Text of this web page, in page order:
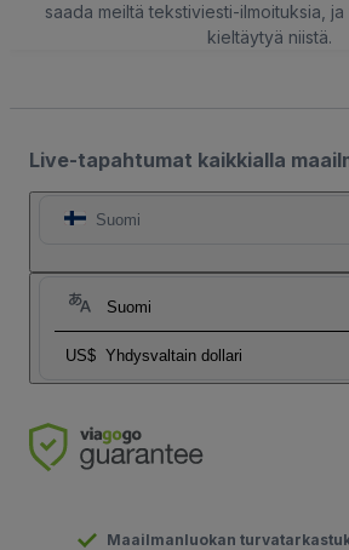
saada meiltä tekstiviesti-ilmoituksia,
kieltäytyä niistä.
Live-tapahtumat kaikkialla
Suomi
Suomi
US$ Yhdysvaltain dollari
Maailmanluokan